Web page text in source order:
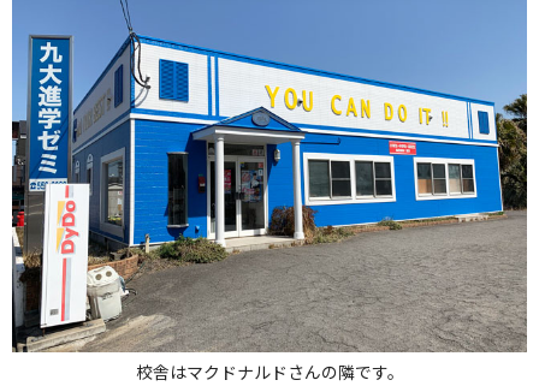
校舎はマクドナルドさんの隣です。